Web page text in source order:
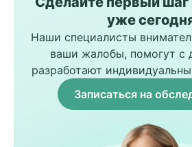
уже
Наши специалисты
ваши жалобы, помогут с
разработают
Записаться на